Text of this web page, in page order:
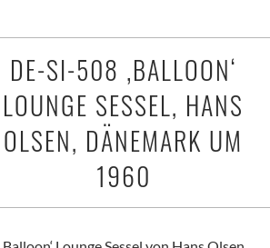
DE-SI-508 ‚BALLOON‘
LOUNGE SESSEL, HANS
OLSEN, DÄNEMARK UM
1960